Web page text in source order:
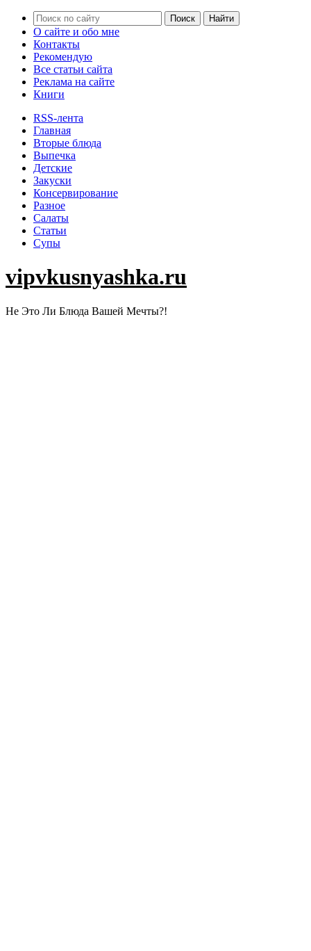
О сайте и обо мне
Контакты
Рекомендую
Все статьи сайта
Реклама на сайте
Книги
RSS-лента
Главная
Вторые блюда
Выпечка
Детские
Закуски
Консервирование
Разное
Салаты
Статьи
Супы
vipvkusnyashka.ru
Не Это Ли Блюда Вашей Мечты?!